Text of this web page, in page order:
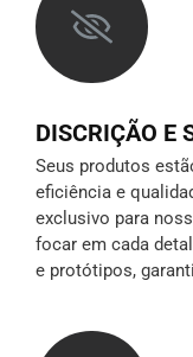
DISCRIÇÃO E
Seus produtos
eficiência e
exclusivo para
focar em cada
e protótipos,